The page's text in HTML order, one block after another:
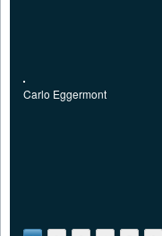
Carlo Eggermont